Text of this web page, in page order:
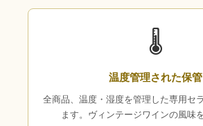
🌡
温度管理された保管
全商品、温度・湿度を管理した専用セ
ます。ヴィンテージワインの風味